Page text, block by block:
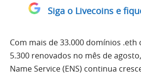
Siga o Livecoins e
Com mais de 33.000 domínios .eth
5.300 renovados no mês de
Name Service (ENS) continua